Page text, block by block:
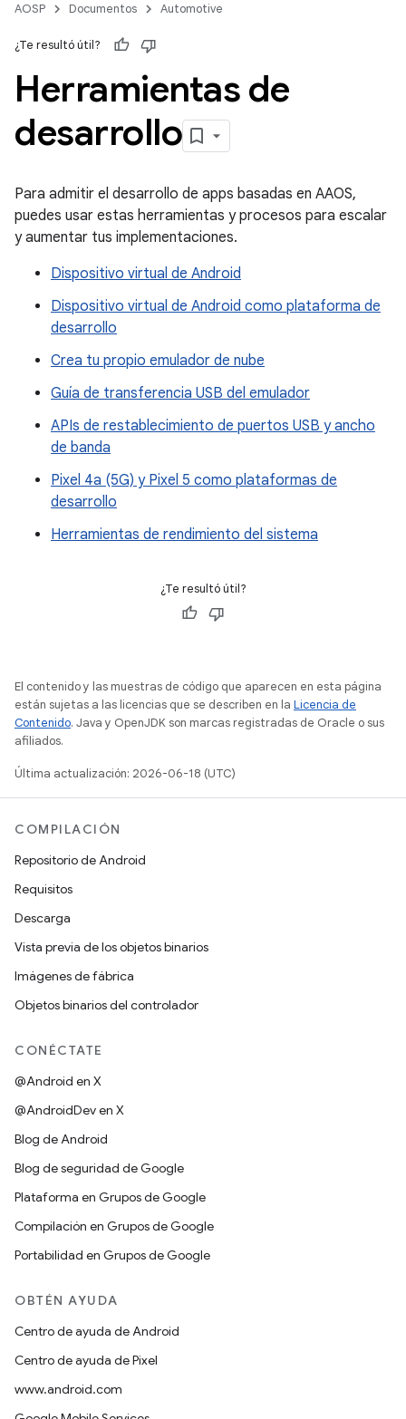
AOSP Documentos Automotive
¿Te resultó útil?
Herramientas de
desarrollo
Para admitir el desarrollo de apps basadas en AAOS,
puedes usar estas herramientas y procesos para escalar
y aumentar tus implementaciones.
Dispositivo virtual de Android
Dispositivo virtual de Android como plataforma de
desarrollo
Crea tu propio emulador de nube
Guía de transferencia USB del emulador
APIs de restablecimiento de puertos USB y ancho
de banda
Pixel 4a (5G) y Pixel 5 como plataformas de
desarrollo
Herramientas de rendimiento del sistema
¿Te resultó útil?
El contenido y las muestras de código que aparecen en esta página
están sujetas a las licencias que se describen en la Licencia de
Contenido. Java y OpenJDK son marcas registradas de Oracle o sus
afiliados.
Última actualización: 2026-06-18 (UTC)
COMPILACIÓN
Repositorio de Android
Requisitos
Descarga
Vista previa de los objetos binarios
Imágenes de fábrica
Objetos binarios del controlador
CONÉCTATE
@Android en X
@AndroidDev en X
Blog de Android
Blog de seguridad de Google
Plataforma en Grupos de Google
Compilación en Grupos de Google
Portabilidad en Grupos de Google
OBTÉN AYUDA
Centro de ayuda de Android
Centro de ayuda de Pixel
www.android.com